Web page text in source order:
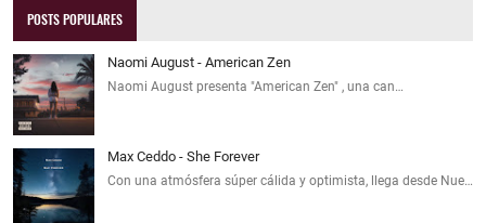
POSTS POPULARES
Naomi August - American Zen
Naomi August presenta "American Zen" , una can…
Max Ceddo - She Forever
Con una atmósfera súper cálida y optimista, llega desde Nue…